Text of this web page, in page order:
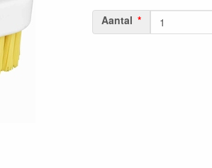
Aantal